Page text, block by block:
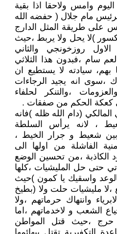
وامس ولاحقا اذا بقية
مام جلال ( حفضه الله
على طريقة المثل الدارج
)لا يحل ولا يربط ،حيث
روزخونجي والثاني
سام ،فبدون هذا الثلاثي
بهم، سيادته لا يستطيع ان
انه يجيد الرجاءات
،والتنكر لحلفاء
كعكة الحكم من صفقات .
المالكي (دام الله ظله )فانه
، لانه يرأس السلطة
بين شعيط و جرار الخيط ،
الفاشلة من اولها الى
الكاذبة ،من تحسين الوضع
حتى حل المليشيات ،كلها
واسقيك يا كمون )حيث
،لا مليشيات حلت ولا (بطيخ
وانتهاك حرماتهم ،ولا
الشعب و لاخدماتهم ،اما
حرج ،حيث قتل المواطن